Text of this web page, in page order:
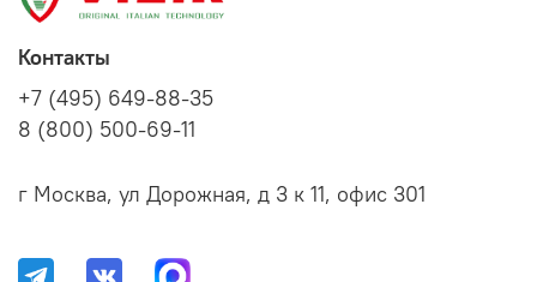
Контакты
+7 (495) 649-88-35
8 (800) 500-69-11
г Москва, ул Дорожная, д 3 к 11, офис 301